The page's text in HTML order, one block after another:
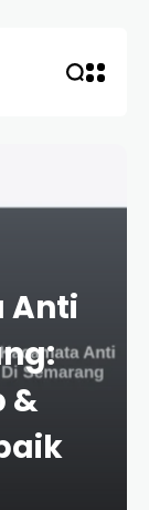
Anti
&